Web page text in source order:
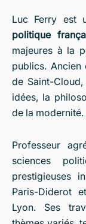
Luc Ferry est
politique
majeures à la
publics. Ancien
de Saint-Cloud,
idées, la
de la modernité.
Professeur
sciences
prestigieuses
Paris-Diderot
Lyon. Ses